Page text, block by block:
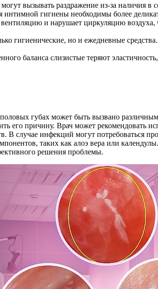
вызывать раздражение из-за наличия
интимной гигиены необходимы более
и нарушает циркуляцию
гигиенические, но и ежедневные
баланса слизистые теряют
губах может быть вызвано
его причину. Врач может рекомендовать
В случае инфекций могут потребоваться
таких как алоэ вера или
решения проблемы.